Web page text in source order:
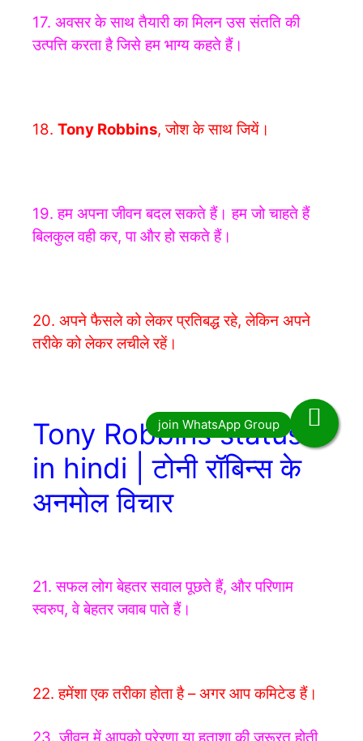
17. अवसर के साथ तैयारी का मिलन उस संतति की
उत्पत्ति करता है जिसे हम भाग्य कहते हैं।
18. Tony Robbins,जोश के साथ जियें।
19. हम अपना जीवन बदल सकते हैं। हम जो चाहते हैं
बिलकुल वही कर, पा और हो सकते हैं।
20. अपने फैसले को लेकर प्रतिबद्ध रहे, लेकिन अपने
तरीके को लेकर लचीले रहें।
Tony Robbins status
in hindi | टोनी रॉबिन्स के
अनमोल विचार
21. सफल लोग बेहतर सवाल पूछते हैं, और परिणाम
स्वरुप, वे बेहतर जवाब पाते हैं।
22. हमेंशा एक तरीका होता है – अगर आप कमिटेड हैं।
23. जीवन में आपको प्रेरणा या हताशा की ज़रूरत होती